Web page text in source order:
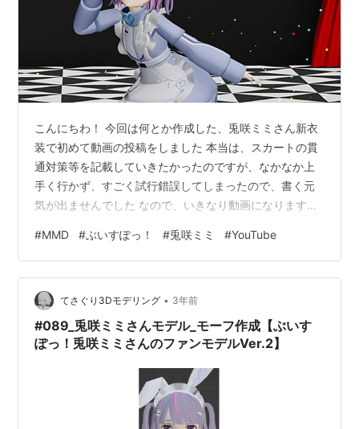
こんにちわ！ 今回は何とか作成した、兎咲ミミさん新衣
装で初めて動画の投稿をしました 本当は、スカートの貫
通対策等を記載していきたかったのですが、なかなか上
手く行かず、すごく試行錯誤してしまったので、書く元
気が出ませんでした なので、いきなり動画になります
するかもです、、） という事で今回の投稿は、「ワール
ドイズマイン」になります以前、コメントでも書いて頂
いていたので、作成してみました！ 上手くできていたら
嬉しいです【YouTube】 youtu.be 【ニコニコ動画】
【ぶいすぽっ！MMD】兎咲ミミさんVer.2_ワールドイズ
マイン【自作3Dモ…
#MMD #ぶいすぽっ！ #兎咲ミミ #YouTube
てさぐり3Dモデリング • 3年前
#089_兎咲ミミさんモデル_モーフ作成【ぶいす
ぽっ！兎咲ミミさんのファンモデルVer.2】